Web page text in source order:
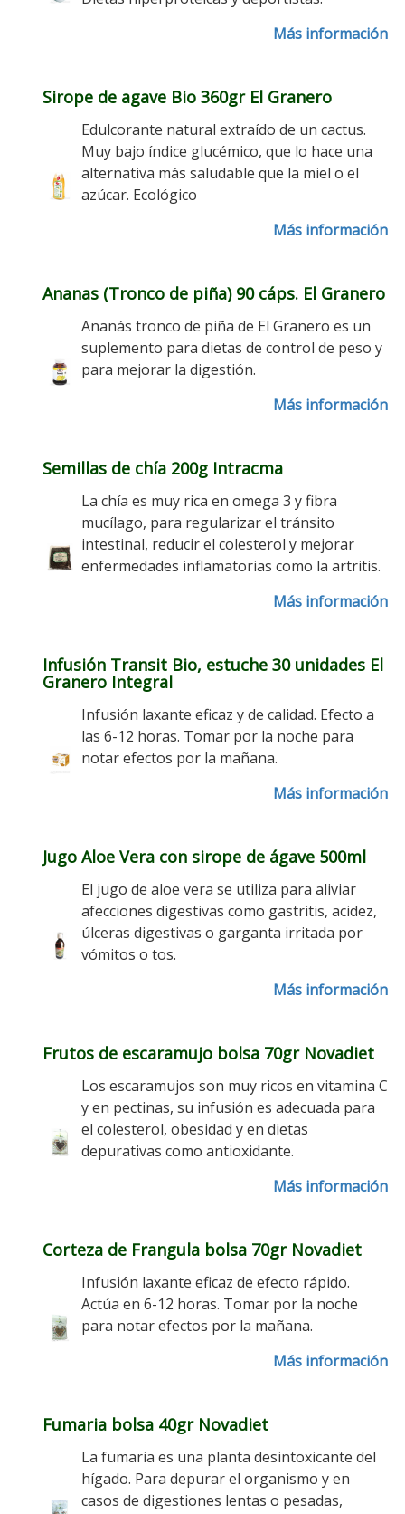
Más información
Sirope de agave Bio 360gr El Granero
Edulcorante natural extraído de un cactus.
Muy bajo índice glucémico, que lo hace una
alternativa más saludable que la miel o el
azúcar. Ecológico
Más información
Ananas (Tronco de piña) 90 cáps. El Granero
Ananás tronco de piña de El Granero es un
suplemento para dietas de control de peso y
para mejorar la digestión.
Más información
Semillas de chía 200g Intracma
La chía es muy rica en omega 3 y fibra
mucílago, para regularizar el tránsito
intestinal, reducir el colesterol y mejorar
enfermedades inflamatorias como la artritis.
Más información
Infusión Transit Bio, estuche 30 unidades El
Granero Integral
Infusión laxante eficaz y de calidad. Efecto a
las 6-12 horas. Tomar por la noche para
notar efectos por la mañana.
Más información
Jugo Aloe Vera con sirope de ágave 500ml
El jugo de aloe vera se utiliza para aliviar
afecciones digestivas como gastritis, acidez,
úlceras digestivas o garganta irritada por
vómitos o tos.
Más información
Frutos de escaramujo bolsa 70gr Novadiet
Los escaramujos son muy ricos en vitamina C
y en pectinas, su infusión es adecuada para
el colesterol, obesidad y en dietas
depurativas como antioxidante.
Más información
Corteza de Frangula bolsa 70gr Novadiet
Infusión laxante eficaz de efecto rápido.
Actúa en 6-12 horas. Tomar por la noche
para notar efectos por la mañana.
Más información
Fumaria bolsa 40gr Novadiet
La fumaria es una planta desintoxicante del
hígado. Para depurar el organismo y en
casos de digestiones lentas o pesadas,